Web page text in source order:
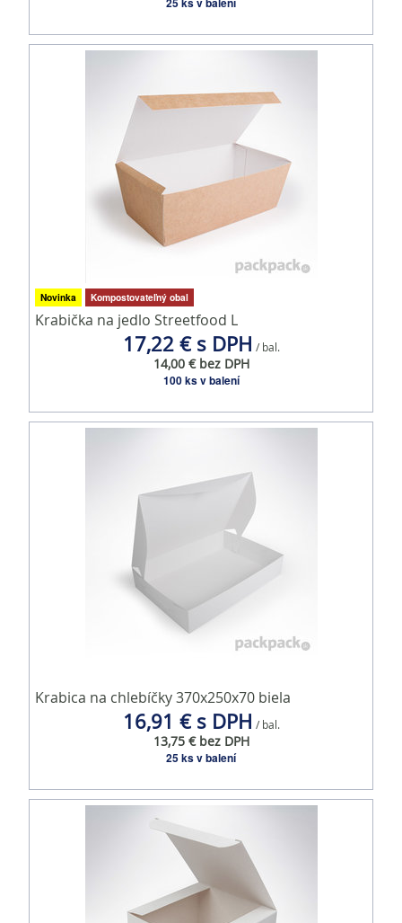
Novinka Kompostovateľný obal
Krabička na jedlo Streetfood L
17,22 € s DPH / bal.
14,00 € bez DPH
100 ks v balení
Krabica na chlebíčky 370x250x70 biela
16,91 € s DPH / bal.
13,75 € bez DPH
25 ks v balení